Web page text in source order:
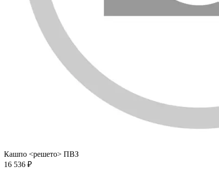
Кашпо <решето> ПВЗ
16 536 ₽